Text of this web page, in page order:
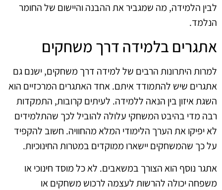
לבין הלמידה, מה שמגביר את ההבנה והיישום של החומר
הנלמד.
אתגרים בלמידה דרך משחקים
למרות היתרונות הרבים של למידה דרך משחקים, ישנם גם
אתגרים שיש להתמודד איתם. אחד האתגרים המרכזיים הוא
השגת איזון בין הנאה ללמידה. לעיתים קרובות, התמקדות
רבה מדי בהיבט המשחקי עלולה להוביל לכך שהתלמידים
לא יפיקו את הערך הלימודי המלא מהחוויה. חשוב להקפיד
על כך שהמשחקים יישארו ממוקדים במטרות החינוכיות.
אתגר נוסף הוא הצורך במשאבים. לא כל מוסד חינוכי או
משפחה יכולה להרשות לעצמה לרכוש משחקים או